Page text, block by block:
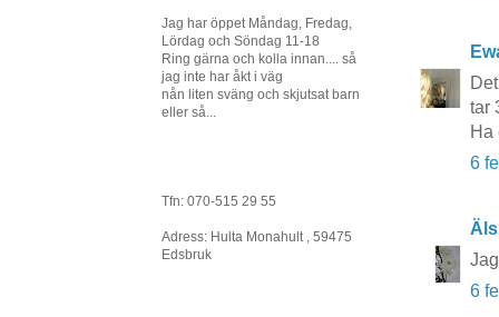
tar
Ha
6
6
Jag har öppet Måndag, Fredag,
Lördag och Söndag 11-18
Ring gärna och kolla innan.... så
jag inte har åkt i väg
nån liten sväng och skjutsat barn
eller så...
Tfn: 070-515 29 55
Adress: Hulta Monahult , 59475
Edsbruk